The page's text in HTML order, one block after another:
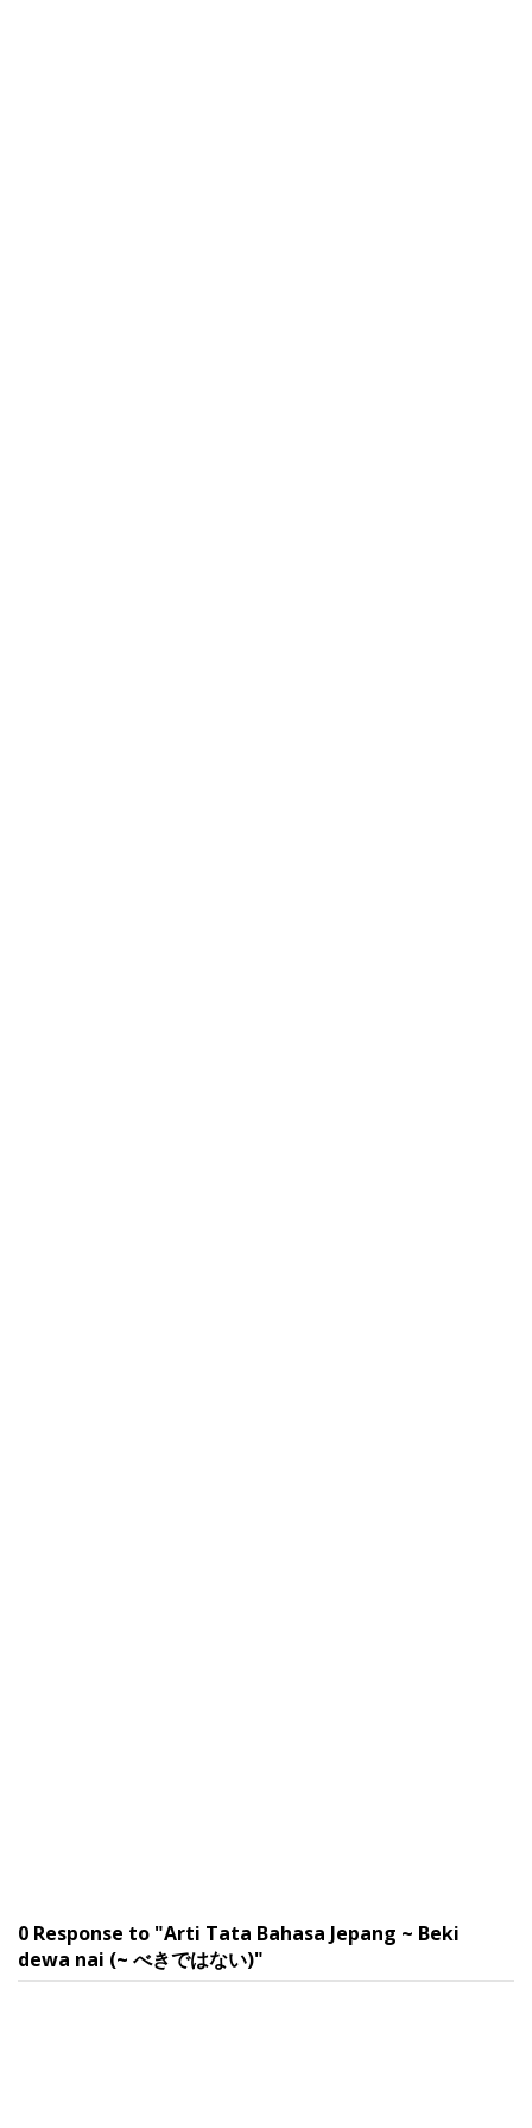
0 Response to "Arti Tata Bahasa Jepang ~ Beki
dewa nai (~ べきではない)"